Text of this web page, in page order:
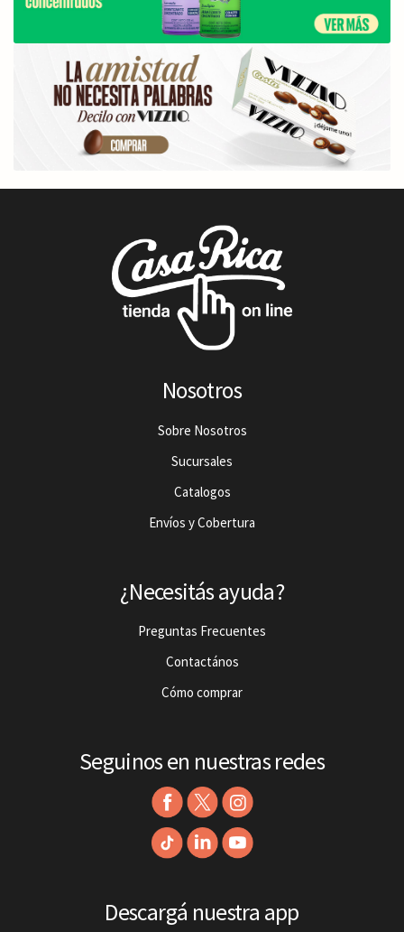
Nosotros
Sobre Nosotros
Sucursales
Catalogos
Envíos y Cobertura
¿Necesitás ayuda?
Preguntas Frecuentes
Contactános
Cómo comprar
Seguinos en nuestras redes
Descargá nuestra app